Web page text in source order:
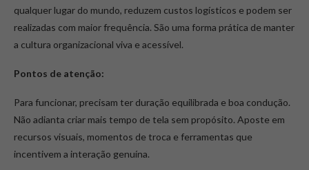
qualquer lugar do mundo, reduzem custos logísticos e podem ser
realizadas com maior frequência. São uma forma prática de manter
a cultura organizacional viva e acessível.
Pontos de atenção:
Para funcionar, precisam ter duração equilibrada e boa condução.
Não adianta criar mais tempo de tela sem propósito. Aposte em
recursos visuais, momentos de troca e ferramentas que
incentivem a interação genuína.